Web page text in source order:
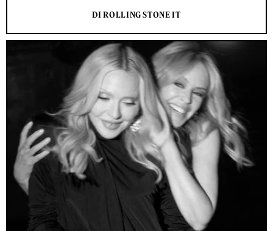
DI ROLLING STONE IT